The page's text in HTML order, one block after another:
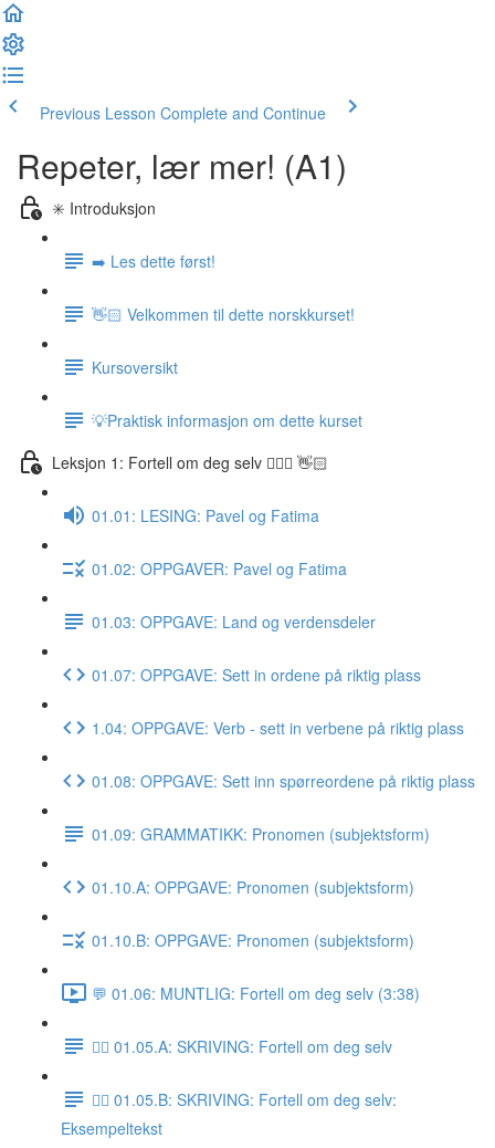
Previous Lesson Complete and Continue
Repeter, lær mer! (A1)
✳️ Introduksjon
➡️ Les dette først!
👋🏻 Velkommen til dette norskkurset!
Kursoversikt
💡Praktisk informasjon om dette kurset
Leksjon 1: Fortell om deg selv 🙋🏽‍♀️ 👋🏻
01.01: LESING: Pavel og Fatima
01.02: OPPGAVER: Pavel og Fatima
01.03: OPPGAVE: Land og verdensdeler
01.07: OPPGAVE: Sett in ordene på riktig plass
1.04: OPPGAVE: Verb - sett in verbene på riktig plass
01.08: OPPGAVE: Sett inn spørreordene på riktig plass
01.09: GRAMMATIKK: Pronomen (subjektsform)
01.10.A: OPPGAVE: Pronomen (subjektsform)
01.10.B: OPPGAVE: Pronomen (subjektsform)
💬 01.06: MUNTLIG: Fortell om deg selv (3:38)
✍🏼 01.05.A: SKRIVING: Fortell om deg selv
✍🏼 01.05.B: SKRIVING: Fortell om deg selv:
Eksempeltekst